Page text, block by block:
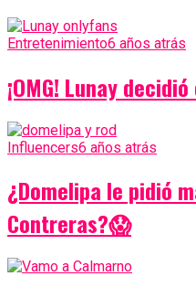
Entretenimiento6 años atrás
¡OMG! Lunay
Influencers6 años atrás
¿Domelipa le pidió
Contreras?😱